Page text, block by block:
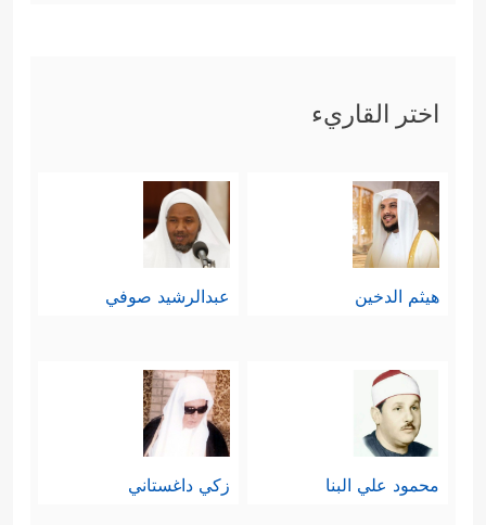
اختر القاريء
هيثم الدخين عبدالرشيد صوفي
محمود علي البنا زكي داغستاني